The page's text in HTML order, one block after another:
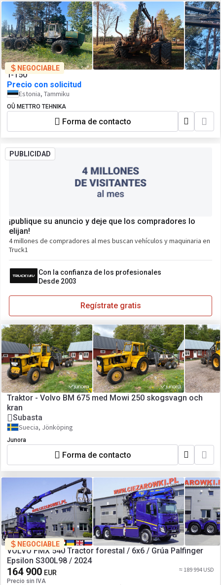
NEGOCIABLE
T-150
Precio con solicitud
Estonia, Tammiku
OÛ METTRO TEHNIKA
Forma de contacto
PUBLICIDAD
¡publique su anuncio y deje que los compradores lo
elijan!
4 millones de compradores al mes buscan vehículos y maquinaria en
Truck1
Con la confianza de los profesionales
Desde 2003
Regístrate gratis
Traktor - Volvo BM 675 med Mowi 250 skogsvagn och
kran
Subasta
Suecia, Jönköping
Junora
Forma de contacto
NEGOCIABLE
VOLVO FMX 540 Tractor forestal / 6x6 / Grúa Palfinger
Epsilon S300L98 / 2024
164 900 EUR
Precio sin IVA
≈ 189 994 USD